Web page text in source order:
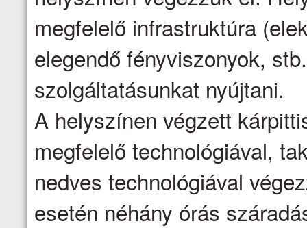
megfelelő infrastruktúra
elegendő fényviszonyok,
szolgáltatásunkat nyújtani.
A helyszínen végzett
megfelelő technológiával,
nedves technológiával
esetén néhány órás